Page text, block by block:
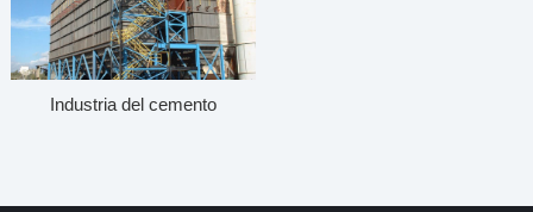
Industria del cemento